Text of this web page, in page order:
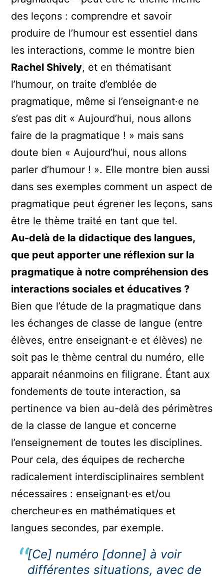
des leçons : comprendre et savoir
produire de l’humour est essentiel dans
les interactions, comme le montre bien
Rachel Shively, et en thématisant
l’humour, on traite d’emblée de
pragmatique, même si l’enseignant·e ne
s’est pas dit « Aujourd’hui, nous allons
faire de la pragmatique ! » mais sans
doute bien « Aujourd’hui, nous allons
parler d’humour ! ». Elle montre bien aussi
dans ses exemples comment un aspect de
pragmatique peut égrener les leçons, sans
être le thème traité en tant que tel.
Au-delà de la didactique des langues,
que peut apporter une réflexion sur la
pragmatique à notre compréhension des
interactions sociales et éducatives ?
Bien que l’étude de la pragmatique dans
les échanges de classe de langue (entre
élèves, entre enseignant·e et élèves) ne
soit pas le thème central du numéro, elle
apparait néanmoins en filigrane. Étant aux
fondements de toute interaction, sa
pertinence va bien au-delà des périmètres
de la classe de langue et concerne
l’enseignement de toutes les disciplines.
Pour cela, des équipes de recherche
radicalement interdisciplinaires semblent
nécessaires : enseignant·es et/ou
chercheur·es en mathématiques et
langues secondes, par exemple.
[Ce] numéro [donne] à voir
différentes situations, avec de